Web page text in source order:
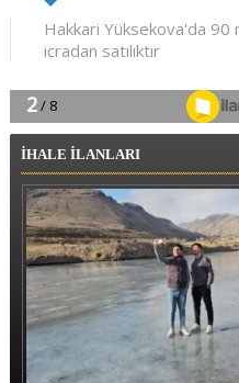
İHALE İLANLARI